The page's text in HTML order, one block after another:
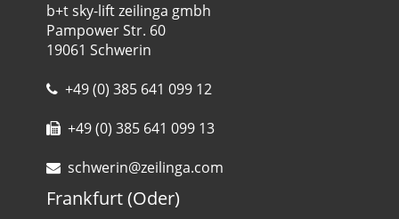
b+t sky-lift zeilinga gmbh
Pampower Str. 60
19061 Schwerin
+49 (0) 385 641 099 12
+49 (0) 385 641 099 13
schwerin@zeilinga.com
Frankfurt (Oder)